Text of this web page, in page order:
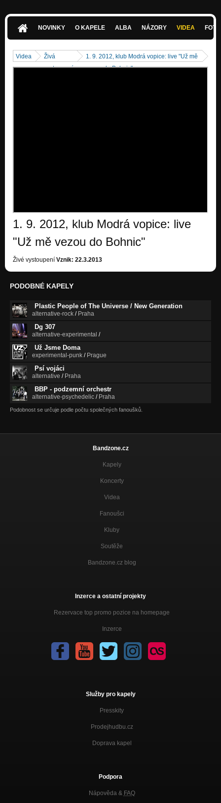
NOVINKY O KAPELE ALBA NÁZORY VIDEA
Videa
Živá
vystoupení
1. 9. 2012, klub Modrá vopice: live "Už mě
vezou do Bohnic"
1. 9. 2012, klub Modrá vopice: live
"Už mě vezou do Bohnic"
Živé vystoupení Vznik: 22.3.2013
PODOBNÉ KAPELY
Plastic People of The Universe / New Generation
alternative-rock / Praha
Dg 307
alternative-experimental /
Už Jsme Doma
experimental-punk / Prague
Psí vojáci
alternative / Praha
BBP - podzemní orchestr
alternative-psychedelic / Praha
Podobnost se určuje podle počtu společných fanoušků.
Bandzone.cz
Kapely
Koncerty
Videa
Fanoušci
Kluby
Soutěže
Bandzone.cz blog
Inzerce a ostatní projekty
Rezervace top promo pozice na homepage
Inzerce
Služby pro kapely
Presskity
Prodejhudbu.cz
Doprava kapel
Podpora
Nápověda & FAQ